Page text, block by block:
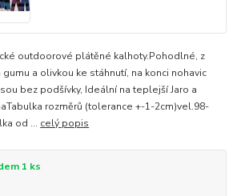
outdoorové plátěné kalhoty.Pohodlné, z
a olivkou ke stáhnutí, na konci nohavic
bez podšívky, Ideální na teplejší Jaro a
rozměrů (tolerance +-1-2cm)vel.98-
od ... celý popis
1 ks